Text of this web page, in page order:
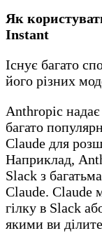
Як
Instant
Існує багато
його різних
Anthropic надає
багато
Claude для
Наприклад,
Slack з
Claude. Claude
гілку в Slack
якими ви